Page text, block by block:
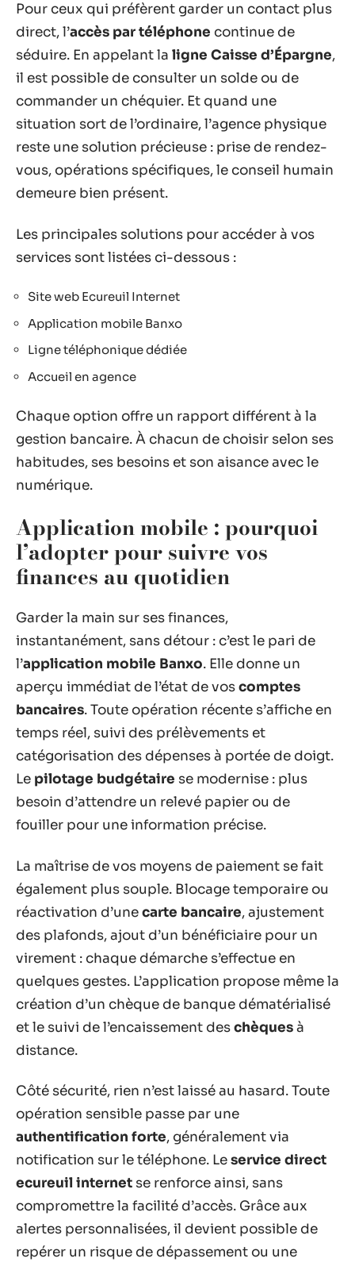
Pour ceux qui préfèrent garder un contact plus
direct, l’accès par téléphone continue de
séduire. En appelant la ligne Caisse d’Épargne,
il est possible de consulter un solde ou de
commander un chéquier. Et quand une
situation sort de l’ordinaire, l’agence physique
reste une solution précieuse : prise de rendez-
vous, opérations spécifiques, le conseil humain
demeure bien présent.
Les principales solutions pour accéder à vos
services sont listées ci-dessous :
Site web Ecureuil Internet
Application mobile Banxo
Ligne téléphonique dédiée
Accueil en agence
Chaque option offre un rapport différent à la
gestion bancaire. À chacun de choisir selon ses
habitudes, ses besoins et son aisance avec le
numérique.
Application mobile : pourquoi
l’adopter pour suivre vos
finances au quotidien
Garder la main sur ses finances,
instantanément, sans détour : c’est le pari de
l’application mobile Banxo. Elle donne un
aperçu immédiat de l’état de voscomptes
bancaires. Toute opération récente s’affiche en
temps réel, suivi des prélèvements et
catégorisation des dépenses à portée de doigt.
Le pilotage budgétaire se modernise : plus
besoin d’attendre un relevé papier ou de
fouiller pour une information précise.
La maîtrise de vos moyens de paiement se fait
également plus souple. Blocage temporaire ou
réactivation d’unecarte bancaire, ajustement
des plafonds, ajout d’un bénéficiaire pour un
virement : chaque démarche s’effectue en
quelques gestes. L’application propose même la
création d’un chèque de banque dématérialisé
et le suivi de l’encaissement deschèquesà
distance.
Côté sécurité, rien n’est laissé au hasard. Toute
opération sensible passe par une
authentification forte, généralement via
notification sur le téléphone. Leservice direct
ecureuil internet se renforce ainsi, sans
compromettre la facilité d’accès. Grâce aux
alertes personnalisées, il devient possible de
repérer un risque de dépassement ou une